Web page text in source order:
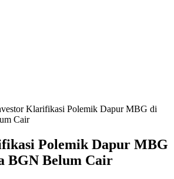
Klarifikasi Polemik Dapur MBG di
Cair
Polemik Dapur MBG
BGN Belum Cair